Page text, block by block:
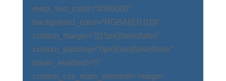
meta_text_color=“#000000″
background_color=“RGBA(0,0,0,0)“
custom_margin=“||15px||false|false“
custom_padding=“0px||0px||false|false“
hover_enabled=“0″
custom_css_main_element=“margin-